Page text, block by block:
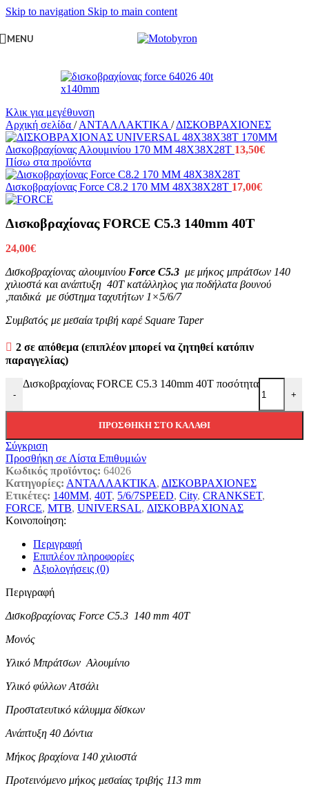
Skip to navigation Skip to main content
MENU
Κλικ για μεγέθυνση
Αρχική σελίδα / ΑΝΤΑΛΛΑΚΤΙΚΑ / ΔΙΣΚΟΒΡΑΧΙΟΝΕΣ
Δισκοβραχίονας Αλουμινίου 170 MM 48X38X28T 13,50€
Πίσω στα προϊόντα
Δισκοβραχίονας Force C8.2 170 MM 48X38X28T 17,00€
Δισκοβραχίονας FORCE C5.3 140mm 40T
24,00€
Δισκοβραχίονας αλουμινίου Force C5.3 με μήκος μπράτσων 140
χιλιοστά και ανάπτυξη 40T κατάλληλος για ποδήλατα βουνού
,παιδικά με σύστημα ταχυτήτων 1×5/6/7
Συμβατός με μεσαία τριβή καρέ Square Taper
2 σε απόθεμα (επιπλέον μπορεί να ζητηθεί κατόπιν
παραγγελίας)
-
Δισκοβραχίονας FORCE C5.3 140mm 40T ποσότητα
+
ΠΡΟΣΘΉΚΗ ΣΤΟ ΚΑΛΆΘΙ
Σύγκριση
Προσθήκη σε Λίστα Επιθυμιών
Κωδικός προϊόντος: 64026
Κατηγορίες: ΑΝΤΑΛΛΑΚΤΙΚΑ, ΔΙΣΚΟΒΡΑΧΙΟΝΕΣ
Ετικέτες: 140MM, 40T, 5/6/7SPEED, City, CRANKSET,
FORCE, MTB, UNIVERSAL, ΔΙΣΚΟΒΡΑΧΙΟΝΑΣ
Κοινοποίηση:
Περιγραφή
Επιπλέον πληροφορίες
Αξιολογήσεις (0)
Περιγραφή
Δισκοβραχίονας Force C5.3 140 mm 40T
Μονός
Υλικό Μπράτσων Αλουμίνιο
Υλικό φύλλων Ατσάλι
Προστατευτικό κάλυμμα δίσκων
Ανάπτυξη 40 Δόντια
Μήκος βραχίονα 140 χιλιοστά
Προτεινόμενο μήκος μεσαίας τριβής 113 mm